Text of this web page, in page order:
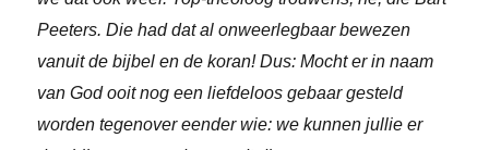
Peeters. Die had dat al onweerlegbaar bewezen
vanuit de bijbel en de koran! Dus: Mocht er in naam
van God ooit nog een liefdeloos gebaar gesteld
worden tegenover eender wie: we kunnen jullie er